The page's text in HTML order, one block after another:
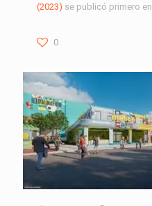
(2023) se publicó primero en
0